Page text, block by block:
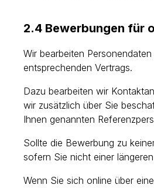
2.4 Bewerbungen für
Wir bearbeiten
entsprechenden Vertrags.
Dazu bearbeiten wir
wir zusätzlich über Sie
Ihnen genannten
Sollte die Bewerbung zu
sofern Sie nicht einer
Wenn Sie sich online über